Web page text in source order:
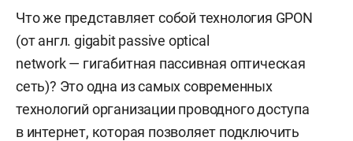
Что же представляет собой технология GPON
(от англ. gigabit passive optical
network — гигабитная пассивная оптическая
сеть)? Это одна из самых современных
технологий организации проводного доступа
в интернет, которая позволяет подключить